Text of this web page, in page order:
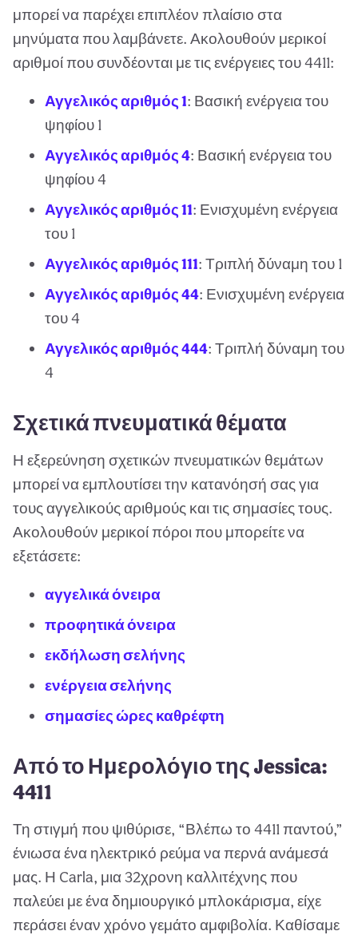
μπορεί να παρέχει επιπλέον πλαίσιο στα
μηνύματα που λαμβάνετε. Ακολουθούν μερικοί
αριθμοί που συνδέονται με τις ενέργειες του 4411:
Αγγελικός αριθμός 1: Βασική ενέργεια του
ψηφίου 1
Αγγελικός αριθμός 4: Βασική ενέργεια του
ψηφίου 4
Αγγελικός αριθμός 11: Ενισχυμένη ενέργεια
του 1
Αγγελικός αριθμός 111: Τριπλή δύναμη του 1
Αγγελικός αριθμός 44: Ενισχυμένη ενέργεια
του 4
Αγγελικός αριθμός 444: Τριπλή δύναμη του
4
Σχετικά πνευματικά θέματα
Η εξερεύνηση σχετικών πνευματικών θεμάτων
μπορεί να εμπλουτίσει την κατανόησή σας για
τους αγγελικούς αριθμούς και τις σημασίες τους.
Ακολουθούν μερικοί πόροι που μπορείτε να
εξετάσετε:
αγγελικά όνειρα
προφητικά όνειρα
εκδήλωση σελήνης
ενέργεια σελήνης
σημασίες ώρες καθρέφτη
Από το Ημερολόγιο της Jessica:
4411
Τη στιγμή που ψιθύρισε, “Βλέπω το 4411 παντού,”
ένιωσα ένα ηλεκτρικό ρεύμα να περνά ανάμεσά
μας. Η Carla, μια 32χρονη καλλιτέχνης που
παλεύει με ένα δημιουργικό μπλοκάρισμα, είχε
περάσει έναν χρόνο γεμάτο αμφιβολία. Καθίσαμε